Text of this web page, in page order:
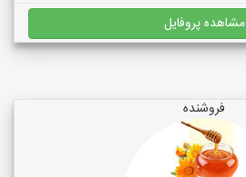
مشاهده پروفایل
فروشنده